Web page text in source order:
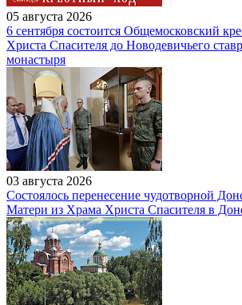
05 августа 2026
6 сентября состоится Общемосковский
Христа Спасителя до Новодевичьего
монастыря
03 августа 2026
Состоялось перенесение чудотворной
Матери из Храма Христа Спасителя в